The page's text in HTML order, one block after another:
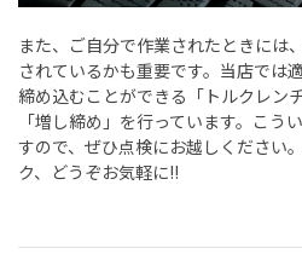
また、ご自分で作業されたときには
されているかも重要です。当店では
締め込むことができる「トルクレン
「増し締め」を行っています。こう
すので、ぜひ点検にお越しください
ク、どうぞお気軽に!!